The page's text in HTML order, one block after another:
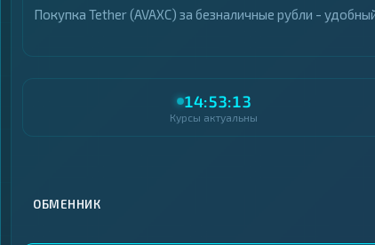
Покупка Tether (AVAXC) за безналичные рубли -
14:53:13
Курсы актуальны
ОБМЕННИК
ВСЕ РАЗДЕЛЫ